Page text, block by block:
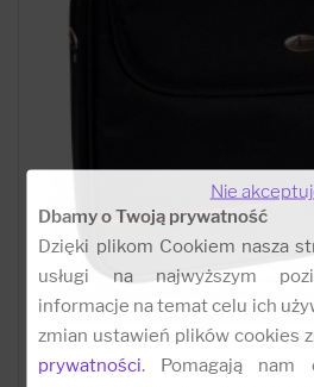
Nie
Dbamy o Twoją prywatność
Dzięki plikom Cookiem nasza
usługi na najwyższym
informacje na temat celu ich
zmian ustawień plików cookies
prywatności. Pomagają nam